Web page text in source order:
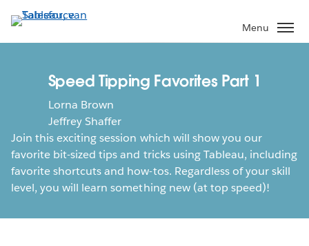
Verder
naar
hoofdinhoud
Menu
Speed Tipping Favorites Part 1
Lorna Brown
Jeffrey Shaffer
Join this exciting session which will show you our
favorite bit-sized tips and tricks using Tableau, including
favorite shortcuts and how-tos. Regardless of your skill
level, you will learn something new (at top speed)!